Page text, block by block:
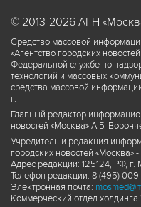
© 2013-2026 АГН
Средство массовой
«Агентство городских
Федеральной службе по
технологий и массовых
средства массовой
г.
Главный редактор
новостей «Москва» А.Б.
Учредитель и редакция
городских новостей «Москва»
Адрес редакции: 125124, РФ,
Телефон редакции: 8 (495)
Электронная почта:
Коммерческий отдел